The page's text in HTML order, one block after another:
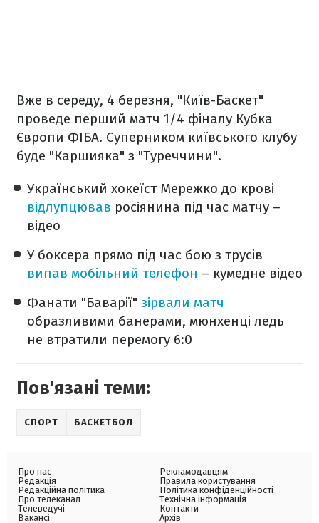
Вже в середу, 4 березня, "Київ-Баскет"
проведе перший матч 1/4 фіналу Кубка
Європи ФІБА. Суперником київського клубу
буде "Каршияка" з "Туреччини".
Український хокеїст Мережко до крові
відлупцював росіянина під час матчу –
відео
У боксера прямо під час бою з трусів
випав мобільний телефон – кумедне відео
Фанати "Баварії" зірвали матч
образливими банерами, мюнхенці ледь
не втратили перемогу 6:0
Пов'язані теми:
СПОРТ БАСКЕТБОЛ
Про нас
Редакція
Редакційна політика
Про телеканал
Телеведучі
Вакансії
Рекламодавцям
Правила користування
Політика конфіденційності
Технічна інформація
Контакти
Архів